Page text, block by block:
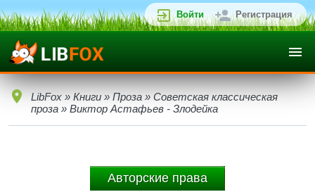
Войти Регистрация
LibFox » Книги » Проза » Советская классическая
проза » Виктор Астафьев - Злодейка
Авторские права